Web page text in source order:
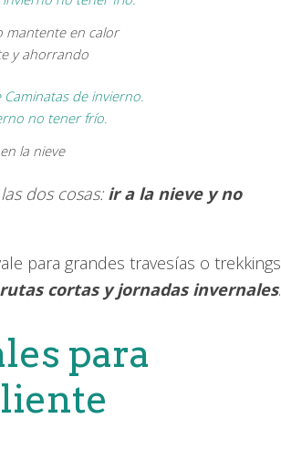
mantente en calor
y ahorrando
la nieve
dos cosas: ir a la nieve y no
para grandes travesías o trekkings
cortas y jornadas invernales.
para